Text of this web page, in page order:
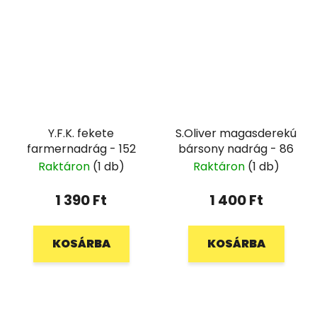
Y.F.K. fekete
farmernadrág - 152
Raktáron (1 db)
1 390 Ft
KOSÁRBA
S.Oliver magasderekú
bársony nadrág - 86
Raktáron (1 db)
1 400 Ft
KOSÁRBA